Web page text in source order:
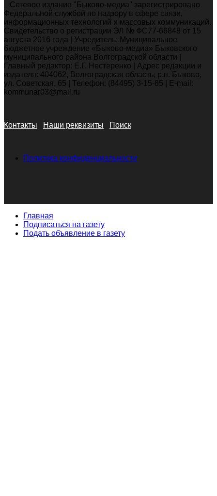
Сетевое издание "Быково-медиа" зарегистрировано
Федеральной службой по надзору в сфере связи,
информационных технологий и массовых коммуникаций.
Свидетельство о регистрации ЭЛ № ФС77-66848 от 15
августа 2016 года | Учредитель: Муниципальное
бюджетное учреждение «Быково-медиа» Быковского
муниципального района Волгоградской области |
Главный редактор: Е.Г. Нестеренко | Адрес редакции и
издателя: 404062, Волгоградская область, р.п. Быково,
ул. Советская, 65 | Телефон: (84495) 3-15-85 | E-mail:
kommunar03@mail.ru
Контакты Наши реквизиты Поиск
Политика конфиденциальности
Главная
Подписаться на газету
Подать объявление в газету